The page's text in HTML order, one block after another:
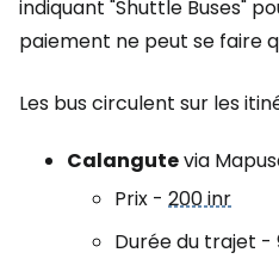
indiquant "Shuttle Buses"
paiement ne peut se faire
Les bus circulent sur les
Calangutevia
Prix - 200 inr
Durée du trajet -